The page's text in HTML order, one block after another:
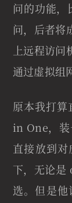
问的功能
问，后者将
上远程访
通过虚拟组
原本我打
in One，装
直接放到
下，无论
选。但是